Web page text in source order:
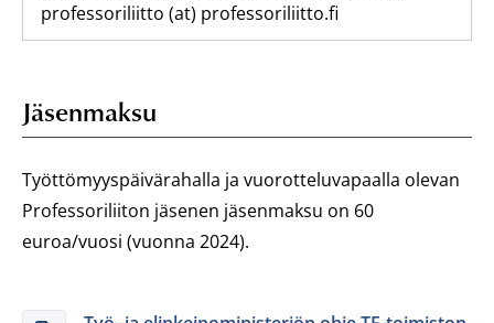
professoriliitto (at) professoriliitto.fi
Jäsenmaksu
Työttömyyspäivärahalla ja vuorotteluvapaalla olevan
Professoriliiton jäsenen jäsenmaksu on 60
euroa/vuosi (vuonna 2024).